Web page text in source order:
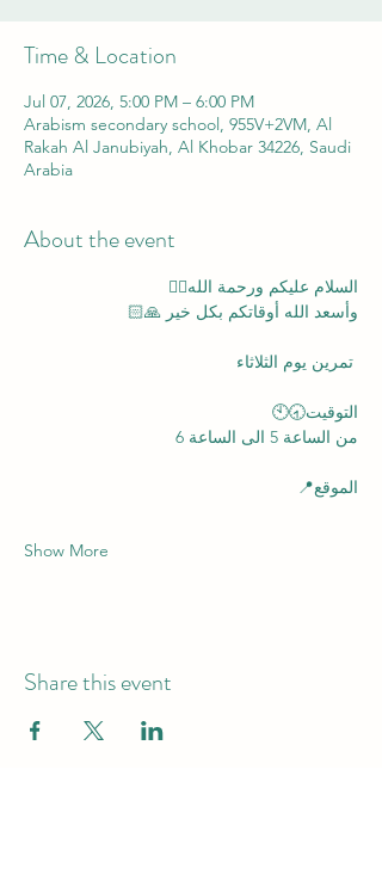
Time & Location
Jul 07, 2026, 5:00 PM – 6:00 PM
Arabism secondary school, 955V+2VM, Al
Rakah Al Janubiyah, Al Khobar 34226, Saudi
Arabia
About the event
السلام عليكم ورحمة الله✋🏻
وأسعد الله أوقاتكم بكل خير 🙏🏻
التوقيت🕣🕙
من الساعة 5 الى الساعة 6
الموقع📍
Show More
Share this event